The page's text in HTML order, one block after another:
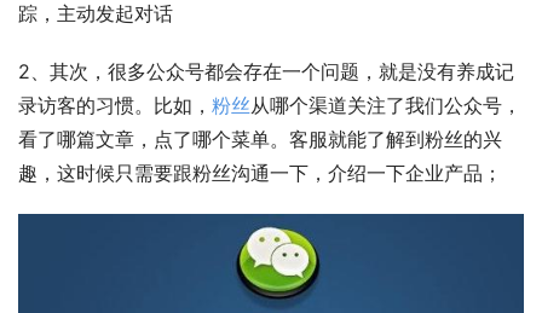
踪，主动发起对话
2、其次，很多公众号都会存在一个问题，就是没有养成记
录访客的习惯。比如， 粉丝从哪个渠道关注了我们公众号，
看了哪篇文章，点了哪个菜单。客服就能了解到粉丝的兴
趣，这时候只需要跟粉丝沟通一下，介绍一下企业产品；